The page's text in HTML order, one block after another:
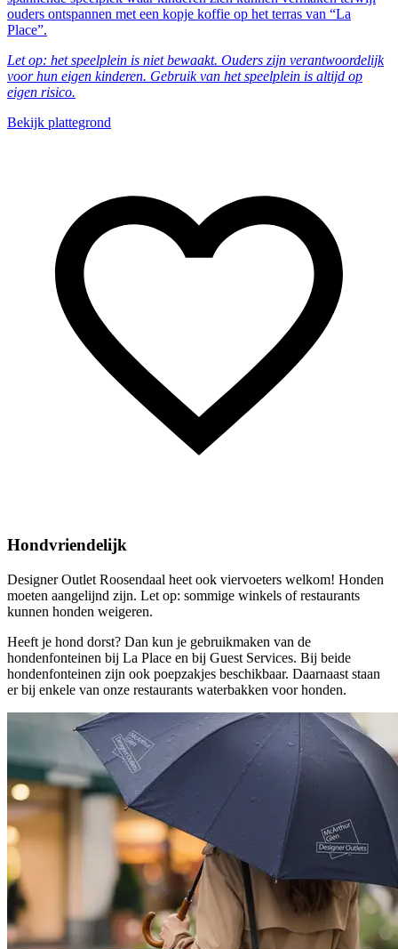
ouders ontspannen met een kopje koffie op het terras van “La
Place”.
Let op: het speelplein is niet bewaakt. Ouders zijn verantwoordelijk
voor hun eigen kinderen. Gebruik van het speelplein is altijd op
eigen risico.
Bekijk plattegrond
Hondvriendelijk
Designer Outlet Roosendaal heet ook viervoeters welkom! Honden
moeten aangelijnd zijn. Let op: sommige winkels of restaurants
kunnen honden weigeren.
Heeft je hond dorst? Dan kun je gebruikmaken van de
hondenfonteinen bij La Place en bij Guest Services. Bij beide
hondenfonteinen zijn ook poepzakjes beschikbaar. Daarnaast staan
er bij enkele van onze restaurants waterbakken voor honden.